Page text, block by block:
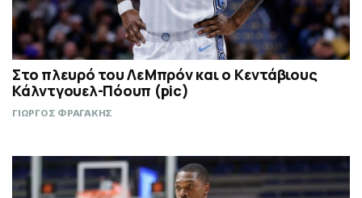
Στο πλευρό του ΛεΜπρόν και ο Κεντάβιους
Κάλντγουελ-Πόουπ (pic)
ΓΙΩΡΓΟΣ ΦΡΑΓΑΚΗΣ